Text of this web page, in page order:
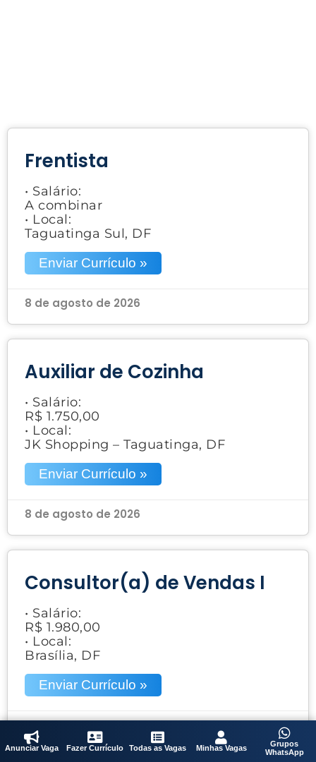
Frentista
• Salário:
A combinar
• Local:
Taguatinga Sul, DF
Enviar Currículo »
8 de agosto de 2026
Auxiliar de Cozinha
• Salário:
R$ 1.750,00
• Local:
JK Shopping – Taguatinga, DF
Enviar Currículo »
8 de agosto de 2026
Consultor(a) de Vendas I
• Salário:
R$ 1.980,00
• Local:
Brasília, DF
Enviar Currículo »
8 de agosto de 2026
Anunciar Vaga Fazer Currículo Todas as Vagas Minhas Vagas
Grupos
WhatsApp